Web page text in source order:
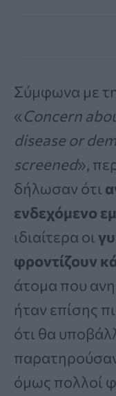
Σύμφωνα με
«Concern
disease or
screened»,
δήλωσαν ότι
ενδεχόμενο
ιδιαίτερα οι
φροντίζουν
άτομα που
ήταν επίσης
ότι θα
όμως πολλοί